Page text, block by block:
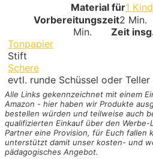
Material für1 Kind
Vorbereitungszeit2 Min.
Min.
Zeit
Tonpapier
Stift
Schere
evtl. runde Schüssel oder Teller
Alle Links gekennzeichnet mit einem
Amazon - hier haben wir Produkte
bestellen würden und teilweise auch
qualifizierten Einkauf über den
Partner eine Provision, für Euch fallen
unterstützt damit unser kosten- und
pädagogisches Angebot.